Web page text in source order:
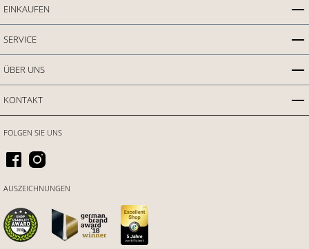
EINKAUFEN
SERVICE
ÜBER UNS
KONTAKT
FOLGEN SIE UNS
AUSZEICHNUNGEN